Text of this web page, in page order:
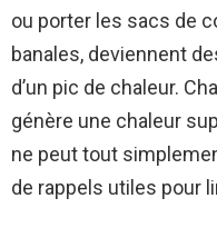
ou porter les sacs de
banales, deviennent
d’un pic de chaleur.
génère une chaleur
ne peut tout
de rappels utiles pour